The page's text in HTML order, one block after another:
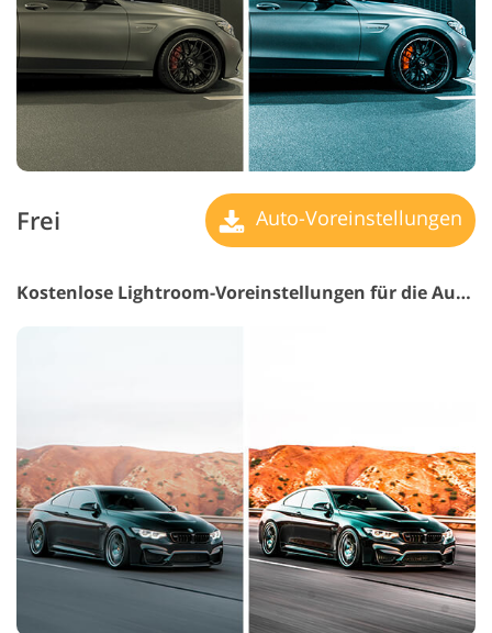
Frei Auto-Voreinstellungen
Kostenlose Lightroom-Voreinstellungen für die Automobilbranche #14 "Recaro"